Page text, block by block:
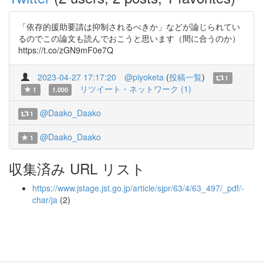
「依存的援助要請は抑制されるべきか」などが論じられてい
るのでこの論文も読んでおこうと思います（間に合うのか）
https://t.co/zGN9mF0e7Q
2023-04-27 17:17:20 @piyoketa (投稿一覧)
1
1
1.000 リツイート・ネットワーク (1)
1 @Daako_Daako
1 @Daako_Daako
収集済み URL リスト
https://www.jstage.jst.go.jp/article/sjpr/63/4/63_497/_pdf/-
char/ja (2)